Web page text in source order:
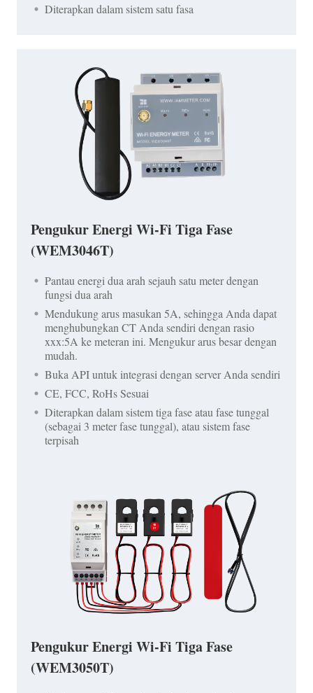
Diterapkan dalam sistem satu fasa
Pengukur Energi Wi-Fi Tiga Fase
(WEM3046T)
Pantau energi dua arah sejauh satu meter dengan
fungsi dua arah
Mendukung arus masukan 5A, sehingga Anda dapat
menghubungkan CT Anda sendiri dengan rasio
xxx:5A ke meteran ini. Mengukur arus besar dengan
mudah.
Buka API untuk integrasi dengan server Anda sendiri
CE, FCC, RoHs Sesuai
Diterapkan dalam sistem tiga fase atau fase tunggal
(sebagai 3 meter fase tunggal), atau sistem fase
terpisah
Pengukur Energi Wi-Fi Tiga Fase
(WEM3050T)